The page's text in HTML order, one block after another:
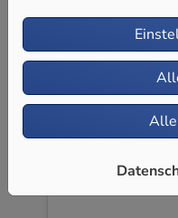
Alle